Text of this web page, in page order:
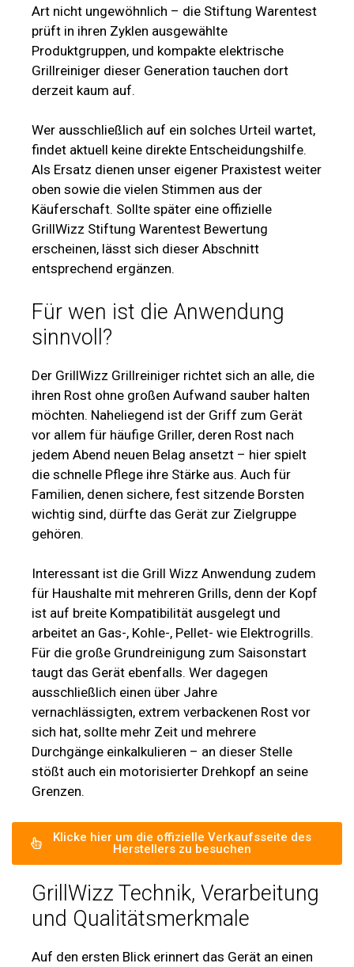
Art nicht ungewöhnlich – die Stiftung Warentest
prüft in ihren Zyklen ausgewählte
Produktgruppen, und kompakte elektrische
Grillreiniger dieser Generation tauchen dort
derzeit kaum auf.
Wer ausschließlich auf ein solches Urteil wartet,
findet aktuell keine direkte Entscheidungshilfe.
Als Ersatz dienen unser eigener Praxistest weiter
oben sowie die vielen Stimmen aus der
Käuferschaft. Sollte später eine offizielle
GrillWizz Stiftung Warentest Bewertung
erscheinen, lässt sich dieser Abschnitt
entsprechend ergänzen.
Für wen ist die Anwendung
sinnvoll?
Der GrillWizz Grillreiniger richtet sich an alle, die
ihren Rost ohne großen Aufwand sauber halten
möchten. Naheliegend ist der Griff zum Gerät
vor allem für häufige Griller, deren Rost nach
jedem Abend neuen Belag ansetzt – hier spielt
die schnelle Pflege ihre Stärke aus. Auch für
Familien, denen sichere, fest sitzende Borsten
wichtig sind, dürfte das Gerät zur Zielgruppe
gehören.
Interessant ist die Grill Wizz Anwendung zudem
für Haushalte mit mehreren Grills, denn der Kopf
ist auf breite Kompatibilität ausgelegt und
arbeitet an Gas-, Kohle-, Pellet- wie Elektrogrills.
Für die große Grundreinigung zum Saisonstart
taugt das Gerät ebenfalls. Wer dagegen
ausschließlich einen über Jahre
vernachlässigten, extrem verbackenen Rost vor
sich hat, sollte mehr Zeit und mehrere
Durchgänge einkalkulieren – an dieser Stelle
stößt auch ein motorisierter Drehkopf an seine
Grenzen.
Klicke hier um die offizielle Verkaufsseite des
Herstellers zu besuchen
GrillWizz Technik, Verarbeitung
und Qualitätsmerkmale
Auf den ersten Blick erinnert das Gerät an einen